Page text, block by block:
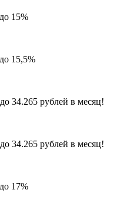
15%
15,5%
34.265 рублей в месяц!
34.265 рублей в месяц!
17%